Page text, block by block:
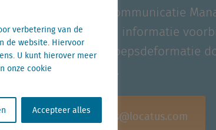
verbetering van de
de website. Hiervoor
U kunt hierover meer
onze cookie
Accepteer alles
Astrid is Marketing Communicatie
heel wat interessante informatie
dat zij met enige beroepsdeformatie
En daar over schrijft...
E-mail: astrid.custers@locatus.com